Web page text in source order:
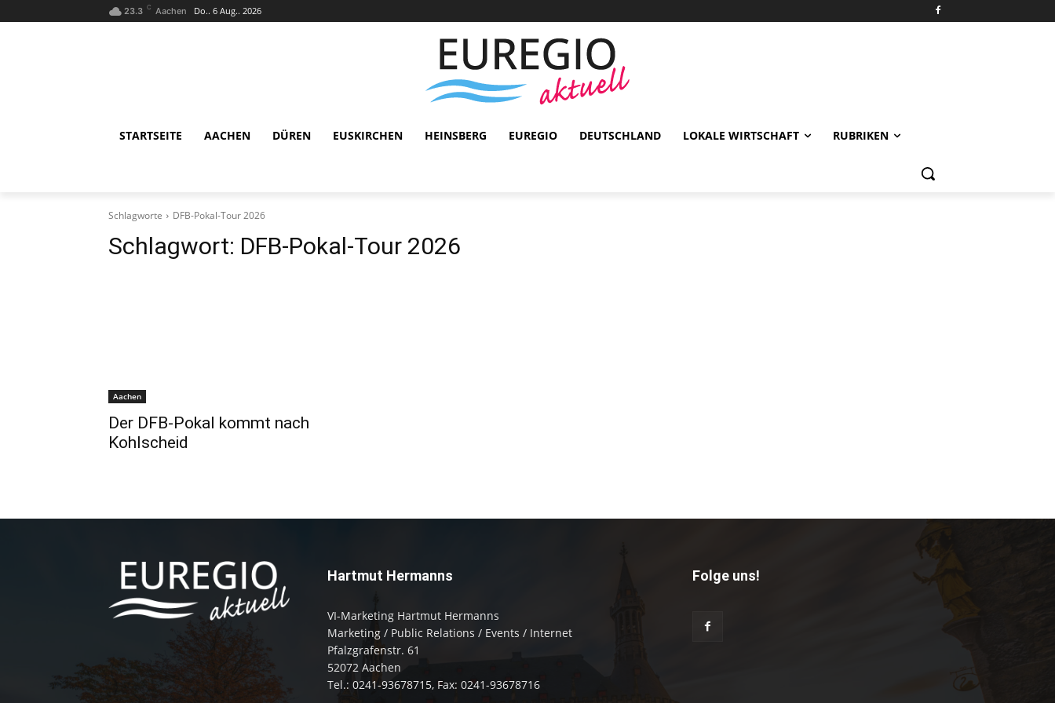
23.3 C Aachen Do.. 6 Aug.. 2026
STARTSEITE AACHEN DÜREN EUSKIRCHEN HEINSBERG EUREGIO DEUTSCHLAND LOKALE WIRTSCHAFT RUBRIKEN
Schlagworte DFB-Pokal-Tour 2026
Schlagwort: DFB-Pokal-Tour 2026
Aachen
Der DFB-Pokal kommt nach
Kohlscheid
Hartmut Hermanns
VI-Marketing Hartmut Hermanns
Marketing / Public Relations / Events / Internet
Pfalzgrafenstr. 61
52072 Aachen
Tel.: 0241-93678715, Fax: 0241-93678716
Folge uns!